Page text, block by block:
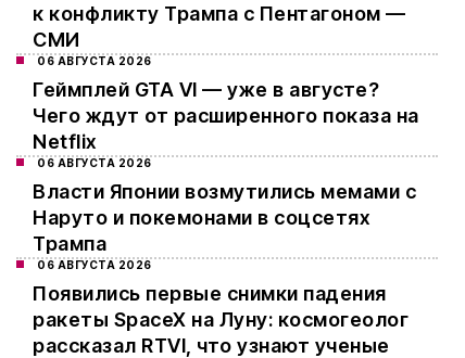
к конфликту Трампа с Пентагоном —
СМИ
06 АВГУСТА 2026
Геймплей GTA VI — уже в августе?
Чего ждут от расширенного показа на
Netflix
06 АВГУСТА 2026
Власти Японии возмутились мемами с
Наруто и покемонами в соцсетях
Трампа
06 АВГУСТА 2026
Появились первые снимки падения
ракеты SpaceX на Луну: космогеолог
рассказал RTVI, что узнают ученые